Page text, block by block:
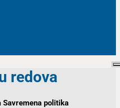
redova
politika